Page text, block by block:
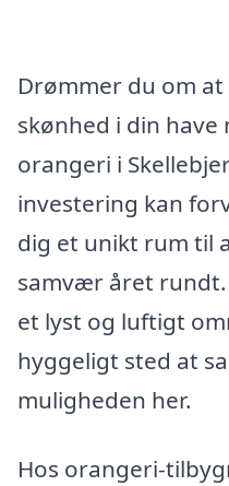
Drømmer du om
skønhed i din
orangeri i
investering kan
dig et unikt rum til
samvær året
et lyst og luftigt
hyggeligt sted at
muligheden her.
Hos orangeri-